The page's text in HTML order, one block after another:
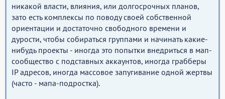
никакой власти, влияния, или долгосрочных планов,
зато есть комплексы по поводу своей собственной
ориентации и достаточно свободного времени и
дурости, чтобы собираться группами и начинать какие-
нибудь проекты - иногда это попытки внедриться в мап-
сообщество с подставных аккаунтов, иногда грабберы
IP адресов, иногда массовое запугивание одной жертвы
(часто - мапа-подростка).